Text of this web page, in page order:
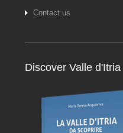
Contact us
Discover Valle d'Itria